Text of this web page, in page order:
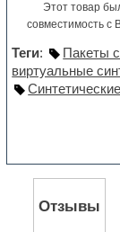
Этот товар
совместимость с
Теги: Пакеты
виртуальные
Отзывы